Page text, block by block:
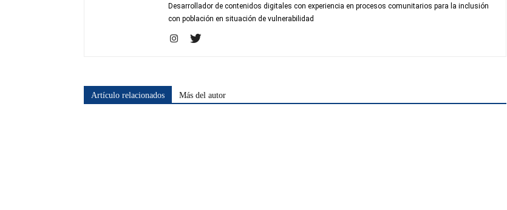
Desarrollador de contenidos digitales con experiencia en procesos comunitarios para la inclusión
con población en situación de vulnerabilidad
Artículo relacionados Más del autor